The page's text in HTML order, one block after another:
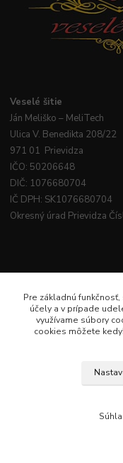
Veselé šitie
Ján Meliško – MeliTech
Ulica V. Benedikta 208/22
971 01 Prievidza
IČO: 50206648
DIČ: 1076680704
IČ DPH: SK1076680704
Okresný úrad Prievidza
Pre základnú
účely a v prípade
využívame súbory
cookies môžete